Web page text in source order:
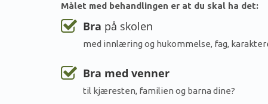
Målet med behandlingen er at du skal ha det:
Bra på skolen
med innlæring og hukommelse, fag,
Bra med venner
til kjæresten, familien og barna dine?